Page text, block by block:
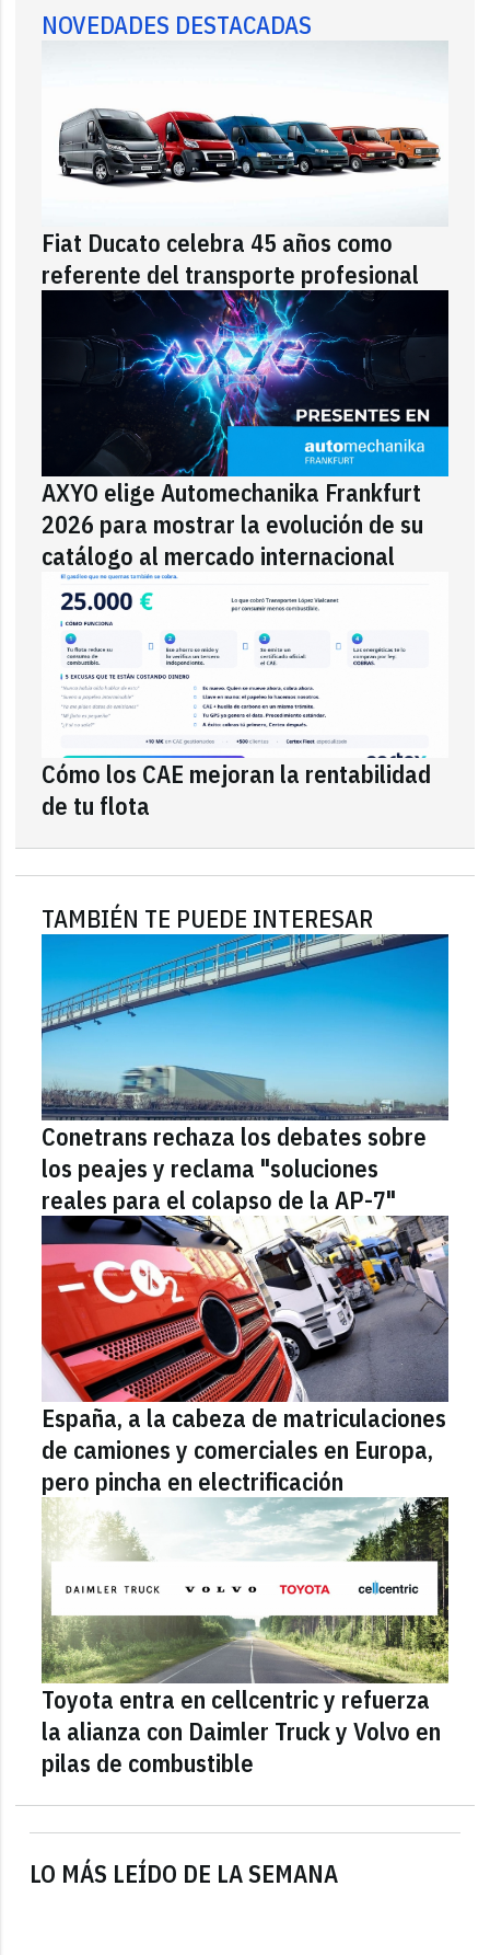
LO MÁS LEÍDO DE LA SEMANA
NOVEDADES DESTACADAS
Fiat Ducato celebra 45 años como
referente del transporte profesional
AXYO elige Automechanika Frankfurt
2026 para mostrar la evolución de su
catálogo al mercado internacional
Cómo los CAE mejoran la rentabilidad
de tu flota
TAMBIÉN TE PUEDE INTERESAR
Conetrans rechaza los debates sobre
los peajes y reclama "soluciones
reales para el colapso de la AP-7"
España, a la cabeza de matriculaciones
de camiones y comerciales en Europa,
pero pincha en electrificación
Toyota entra en cellcentric y refuerza
la alianza con Daimler Truck y Volvo en
pilas de combustible